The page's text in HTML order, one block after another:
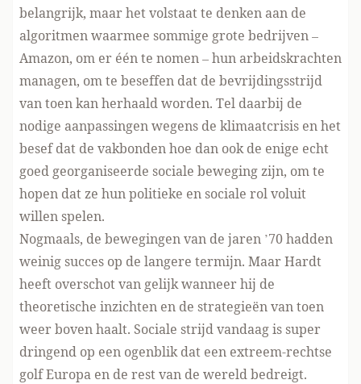
belangrijk, maar het volstaat te denken aan de
algoritmen waarmee sommige grote bedrijven –
Amazon, om er één te nomen – hun arbeidskrachten
managen, om te beseffen dat de bevrijdingsstrijd
van toen kan herhaald worden. Tel daarbij de
nodige aanpassingen wegens de klimaatcrisis en het
besef dat de vakbonden hoe dan ook de enige echt
goed georganiseerde sociale beweging zijn, om te
hopen dat ze hun politieke en sociale rol voluit
willen spelen.
Nogmaals, de bewegingen van de jaren ’70 hadden
weinig succes op de langere termijn. Maar Hardt
heeft overschot van gelijk wanneer hij de
theoretische inzichten en de strategieën van toen
weer boven haalt. Sociale strijd vandaag is super
dringend op een ogenblik dat een extreem-rechtse
golf Europa en de rest van de wereld bedreigt.